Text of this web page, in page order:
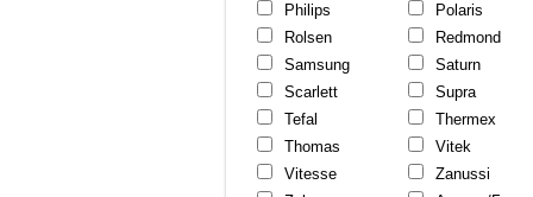
Philips
Polaris
Rolsen
Redmond
Samsung
Saturn
Scarlett
Supra
Tefal
Thermex
Thomas
Vitek
Vitesse
Zanussi